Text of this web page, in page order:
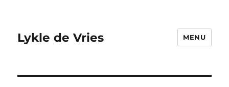
Lykle de Vries MENU